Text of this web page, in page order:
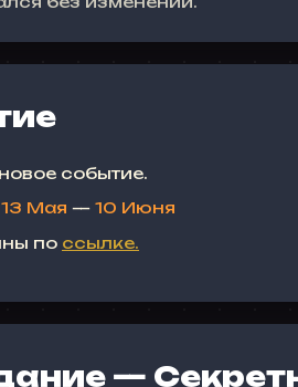
событие.
13 Мая — 10 Июня
по ссылке.
—